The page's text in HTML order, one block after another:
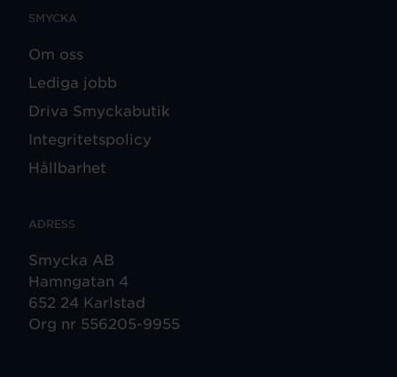
SMYCKA
Om oss
Lediga jobb
Driva Smyckabutik
Integritetspolicy
Hållbarhet
ADRESS
Smycka AB
Hamngatan 4
652 24 Karlstad
Org nr 556205-9955